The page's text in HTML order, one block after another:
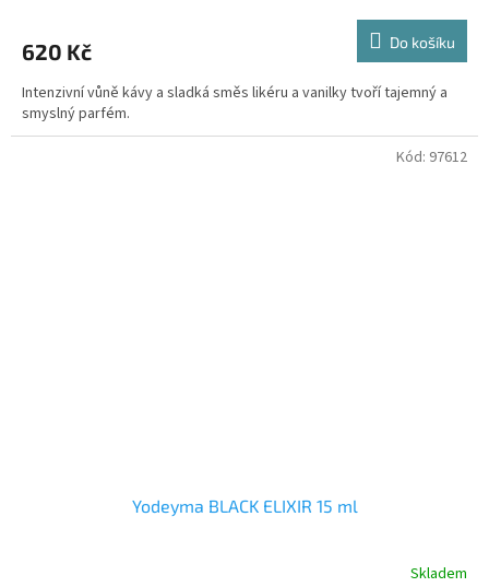
620 Kč Do košíku
Intenzivní vůně kávy a sladká směs likéru a vanilky tvoří tajemný a
smyslný parfém.
Yodeyma BLACK ELIXIR 15 ml
Skladem
Kód: 97612